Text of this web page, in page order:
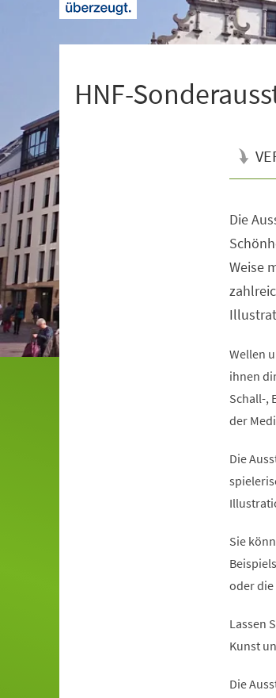
HNF-
Die
Weise
Wellen
ihnen
Schall-,
der
Die
Sie
oder die
Lassen
Kunst
Die